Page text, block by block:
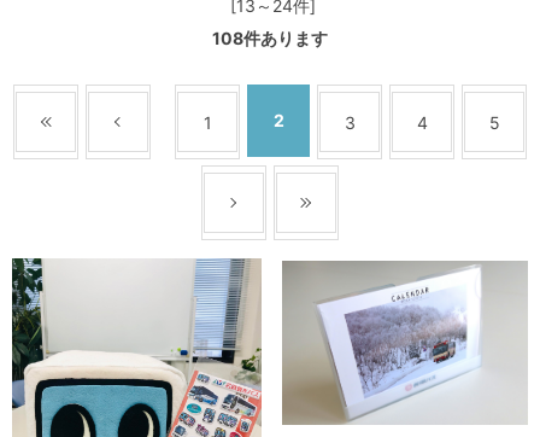
[13～24件]
108件あります
1 2 3 4 5